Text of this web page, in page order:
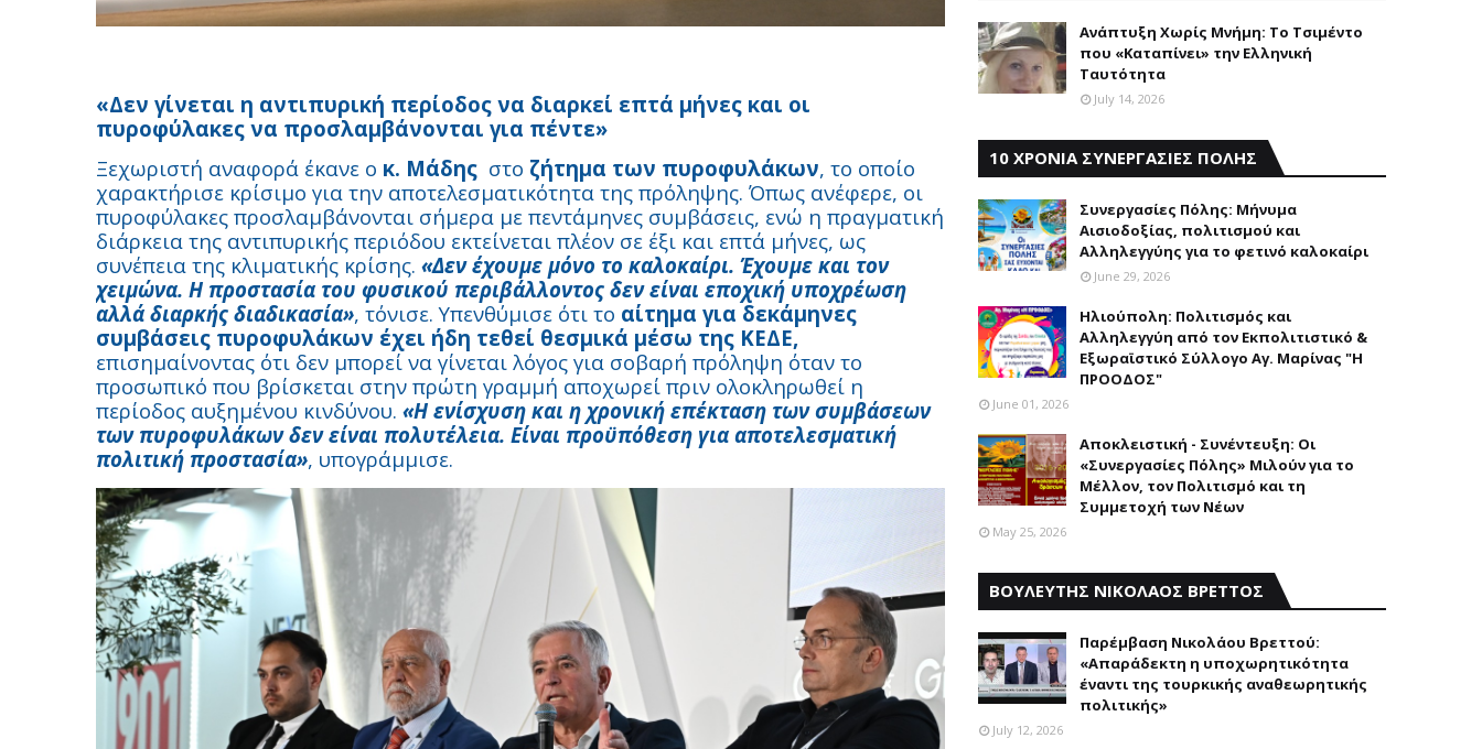
«Δεν γίνεται η αντιπυρική περίοδος να διαρκεί επτά μήνες και οι
πυροφύλακες να προσλαμβάνονται για πέντε»
Ξεχωριστή αναφορά έκανε ο κ. Μάδης στο ζήτημα των πυροφυλάκων, το οποίο
χαρακτήρισε κρίσιμο για την αποτελεσματικότητα της πρόληψης. Όπως ανέφερε, οι
πυροφύλακες προσλαμβάνονται σήμερα με πεντάμηνες συμβάσεις, ενώ η πραγματική
διάρκεια της αντιπυρικής περιόδου εκτείνεται πλέον σε έξι και επτά μήνες, ως
συνέπεια της κλιματικής κρίσης. «Δεν έχουμε μόνο το καλοκαίρι. Έχουμε και τον
χειμώνα. Η προστασία του φυσικού περιβάλλοντος δεν είναι εποχική υποχρέωση
αλλά διαρκής διαδικασία», τόνισε. Υπενθύμισε ότι το αίτημα για δεκάμηνες
συμβάσεις πυροφυλάκων έχει ήδη τεθεί θεσμικά μέσω της ΚΕΔΕ,
επισημαίνοντας ότι δεν μπορεί να γίνεται λόγος για σοβαρή πρόληψη όταν το
προσωπικό που βρίσκεται στην πρώτη γραμμή αποχωρεί πριν ολοκληρωθεί η
περίοδος αυξημένου κινδύνου. «Η ενίσχυση και η χρονική επέκταση των συμβάσεων
των πυροφυλάκων δεν είναι πολυτέλεια. Είναι προϋπόθεση για αποτελεσματική
πολιτική προστασία», υπογράμμισε.
Aνάπτυξη Xωρίς Mνήμη: Το Τσιμέντο
που «Καταπίνει» την Ελληνική
Ταυτότητα
July 14, 2026
10 ΧΡΟΝΙΑ ΣΥΝΕΡΓΑΣΙΕΣ ΠΟΛΗΣ
Συνεργασίες Πόλης: Mήνυμα
Aισιοδοξίας, πολιτισμού και
Aλληλεγγύης για το φετινό καλοκαίρι
June 29, 2026
Ηλιούπολη: Πολιτισμός και
Aλληλεγγύη από τον Εκπολιτιστικό &
Εξωραϊστικό Σύλλογο Αγ. Μαρίνας "Η
ΠΡΟΟΔΟΣ"
June 01, 2026
Αποκλειστική - Συνέντευξη: Οι
«Συνεργασίες Πόλης» Μιλούν για το
Μέλλον, τον Πολιτισμό και τη
Συμμετοχή των Νέων
May 25, 2026
ΒΟΥΛΕΥΤΗΣ ΝΙΚΟΛΑΟΣ ΒΡΕΤΤΟΣ
Παρέμβαση Nικολάου Bρεττού:
«Aπαράδεκτη η υποχωρητικότητα
έναντι της τουρκικής αναθεωρητικής
πολιτικής»
July 12, 2026